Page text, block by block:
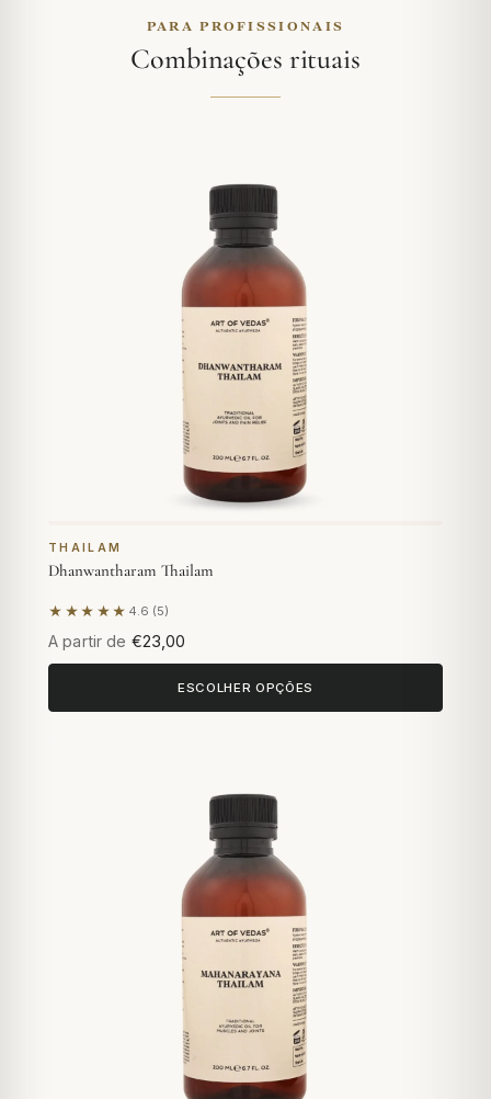
PARA PROFISSIONAIS
Combinações rituais
THAILAM
Dhanwantharam Thailam
★★★★★ 4.6 (5)
Com base em 5 avaliações
A partir de €23,00
ESCOLHER OPÇÕES